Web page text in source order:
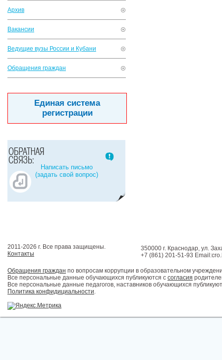
Архив
Вакансии
Ведущие вузы России и Кубани
Обращения граждан
Единая система
регистрации
Написать письмо
(задать свой вопрос)
2011-2026 г. Все права защищены.
Контакты
350000 г. Краснодар, ул.
+7 (861) 201-51-93
Обращения граждан по вопросам коррупции в образовательном
Все персональные данные обучающихся публикуются с согласия
Все персональные данные педагогов, наставников обучающихся
Политика конфидициальности.